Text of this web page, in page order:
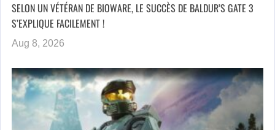
SELON UN VÉTÉRAN DE BIOWARE, LE SUCCÈS DE BALDUR’S GATE 3
S’EXPLIQUE FACILEMENT !
Aug 8, 2026